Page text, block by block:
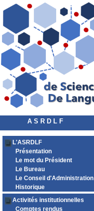
A S R D L F
L'ASRDLF
Présentation
Le mot du Président
Le Bureau
Le Conseil d'Administration
Historique
Activités institutionnelles
Comptes rendus